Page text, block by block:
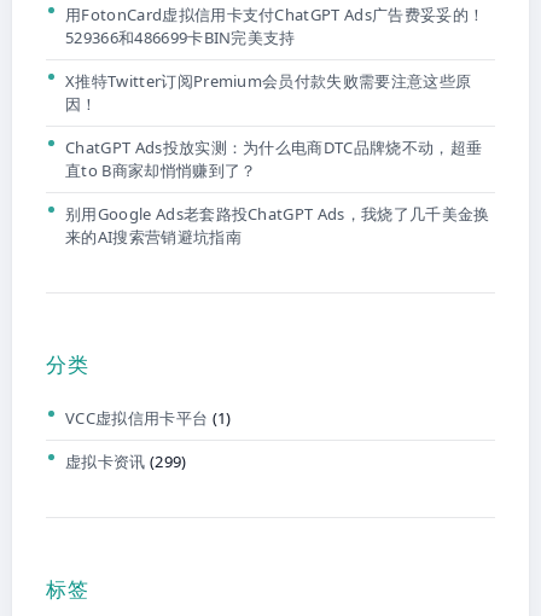
用FotonCard虚拟信用卡支付ChatGPT Ads广告费妥妥的！
529366和486699卡BIN完美支持
X推特Twitter订阅Premium会员付款失败需要注意这些原
因！
ChatGPT Ads投放实测：为什么电商DTC品牌烧不动，超垂
直to B商家却悄悄赚到了？
别用Google Ads老套路投ChatGPT Ads，我烧了几千美金换
来的AI搜索营销避坑指南
分类
VCC虚拟信用卡平台 (1)
虚拟卡资讯 (299)
标签